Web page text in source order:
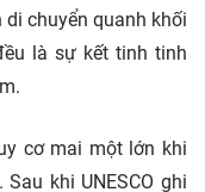
chuyển quanh khối
là sự kết tinh tinh
cơ mai một lớn khi
khi UNESCO ghi